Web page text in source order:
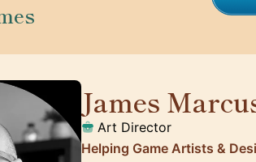
James
Art Director
Helping Game Artists &